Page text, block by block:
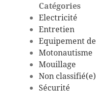
Catégories
Electricité
Entretien
Equipement
Motonautisme
Mouillage
Non classifié(e)
Sécurité